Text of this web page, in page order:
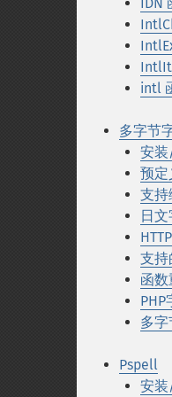
intl
多字节
安
预定
支持
日
支持
函
多字
Pspell
安